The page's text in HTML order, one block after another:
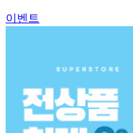
이벤트